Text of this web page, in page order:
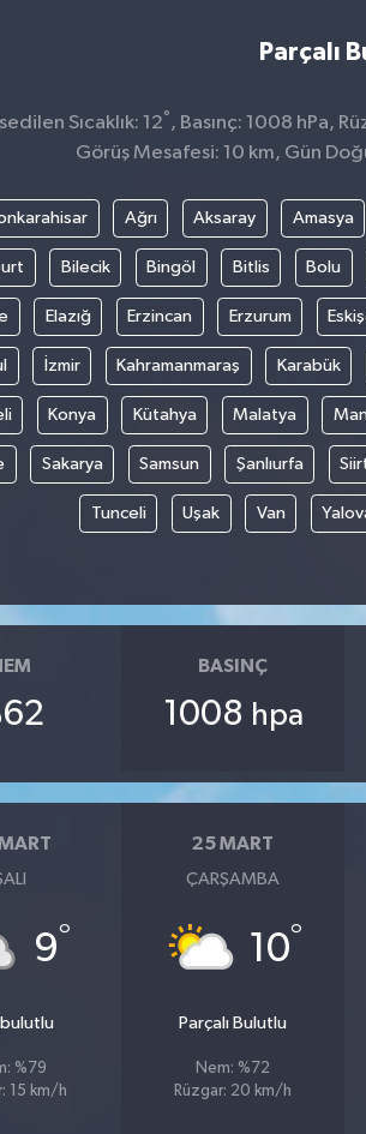
Parçalı
Sıcaklık: 12° , Basınç: 1008 hPa,
Görüş Mesafesi: 10 km, Gün
Ağrı Aksaray Amasya
Bilecik Bingöl Bitlis Bolu
Elazığ Erzincan Erzurum
İzmir Kahramanmaraş Karabük
Konya Kütahya Malatya
Sakarya Samsun Şanlıurfa
Tunceli Uşak Van
BASINÇ
1008 hpa
9°
%79
15 km/h
25 MART
ÇARŞAMBA
10°
Parçalı Bulutlu
Nem: %72
Rüzgar: 20 km/h